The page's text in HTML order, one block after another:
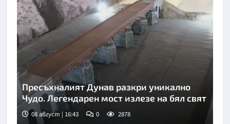
Пресъхналият Дунав разкри уникално
Чудо. Легендарен мост излезе на бял свят
08 август | 16:43 0 2878